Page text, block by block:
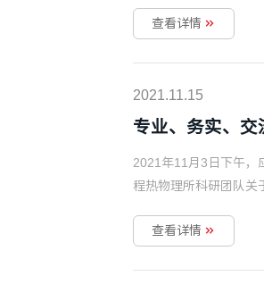
查看详情
2021.11.15
专业、务实、
2021年11月3日下午，
程热物理所科研团队关
为科研团队提供更强
查看详情